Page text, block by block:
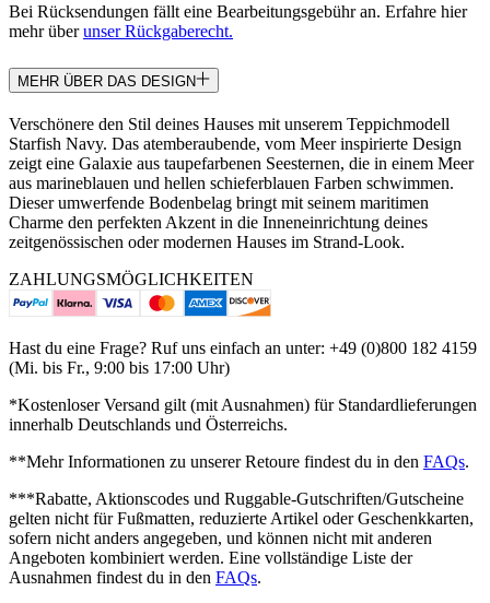
Bei Rücksendungen fällt eine Bearbeitungsgebühr an. Erfahre hier
mehr überunser Rückgaberecht.
MEHR ÜBER DAS DESIGN
Verschönere den Stil deines Hauses mit unserem Teppichmodell
Starfish Navy. Das atemberaubende, vom Meer inspirierte Design
zeigt eine Galaxie aus taupefarbenen Seesternen, die in einem Meer
aus marineblauen und hellen schieferblauen Farben schwimmen.
Dieser umwerfende Bodenbelag bringt mit seinem maritimen
Charme den perfekten Akzent in die Inneneinrichtung deines
zeitgenössischen oder modernen Hauses im Strand-Look.
ZAHLUNGSMÖGLICHKEITEN
Hast du eine Frage? Ruf uns einfach an unter: +49 (0)800 182 4159
(Mi. bis Fr., 9:00 bis 17:00 Uhr)
*Kostenloser Versand gilt (mit Ausnahmen) für Standardlieferungen
innerhalb Deutschlands und Österreichs.
**Mehr Informationen zu unserer Retoure findest du in den FAQs.
***Rabatte, Aktionscodes und Ruggable-Gutschriften/Gutscheine
gelten nicht für Fußmatten, reduzierte Artikel oder Geschenkkarten,
sofern nicht anders angegeben, und können nicht mit anderen
Angeboten kombiniert werden. Eine vollständige Liste der
Ausnahmen findest du in den FAQs.